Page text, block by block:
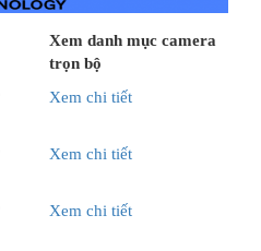
Xem danh mục camera
trọn bộ
Xem chi tiết
Xem chi tiết
Xem chi tiết